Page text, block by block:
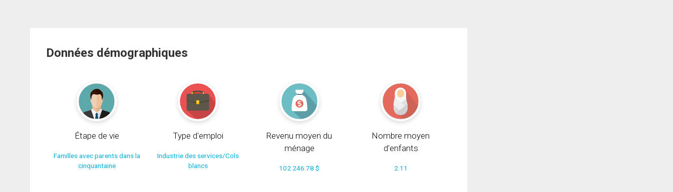
Données démographiques
Étape de vie
Familles avec parents dans la
cinquantaine
Type d'emploi
Industrie des services/Cols
blancs
Revenu moyen du
ménage
102 246.78 $
Nombre moyen
d'enfants
2.11